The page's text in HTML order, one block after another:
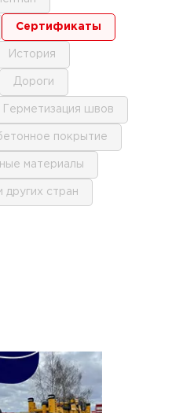
сертификаты
история
дороги
герметизация швов
покрытие
материалы
других стран